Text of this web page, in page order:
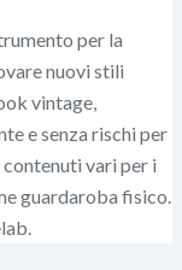
per la
nuovi stili
vintage,
e senza rischi per
vari per i
guardaroba fisico.